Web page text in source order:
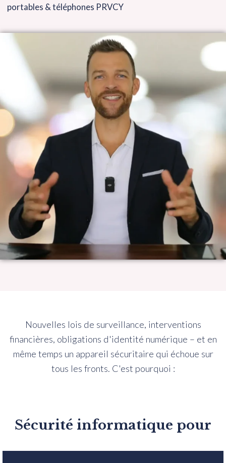
portables & téléphones PRVCY
Nouvelles lois de surveillance, interventions
financières, obligations d'identité numérique – et en
même temps un appareil sécuritaire qui échoue sur
tous les fronts. C'est pourquoi :
Sécurité informatique pour